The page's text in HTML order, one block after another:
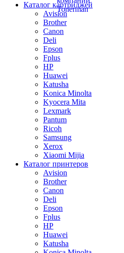
Каталог картриджей
Avision
Brother
Canon
Deli
Epson
Fplus
HP
Huawei
Katusha
Konica Minolta
Kyocera Mita
Lexmark
Pantum
Ricoh
Samsung
Xerox
Xiaomi Mijia
Каталог принтеров
Avision
Brother
Canon
Deli
Epson
Fplus
HP
Huawei
Katusha